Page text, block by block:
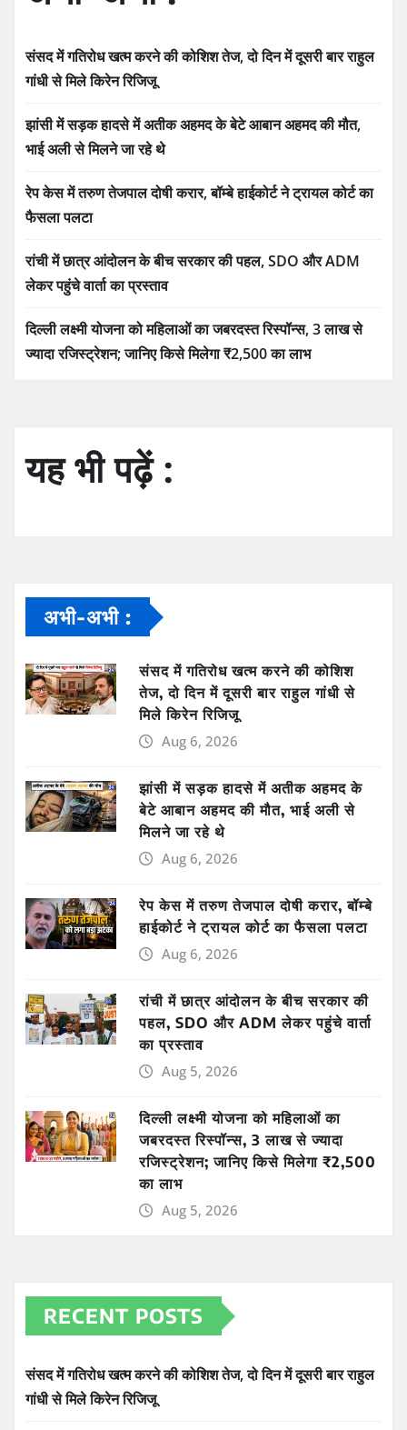
संसद में गतिरोध खत्म करने की कोशिश तेज, दो दिन में दूसरी बार राहुल
गांधी से मिले किरेन रिजिजू
झांसी में सड़क हादसे में अतीक अहमद के बेटे आबान अहमद की मौत,
भाई अली से मिलने जा रहे थे
रेप केस में तरुण तेजपाल दोषी करार, बॉम्बे हाईकोर्ट ने ट्रायल कोर्ट का
फैसला पलटा
रांची में छात्र आंदोलन के बीच सरकार की पहल, SDO और ADM
लेकर पहुंचे वार्ता का प्रस्ताव
दिल्ली लक्ष्मी योजना को महिलाओं का जबरदस्त रिस्पॉन्स, 3 लाख से
ज्यादा रजिस्ट्रेशन; जानिए किसे मिलेगा ₹2,500 का लाभ
यह भी पढ़ें :
अभी-अभी :
संसद में गतिरोध खत्म करने की कोशिश
तेज, दो दिन में दूसरी बार राहुल गांधी से
मिले किरेन रिजिजू
Aug 6, 2026
झांसी में सड़क हादसे में अतीक अहमद के
बेटे आबान अहमद की मौत, भाई अली से
मिलने जा रहे थे
Aug 6, 2026
रेप केस में तरुण तेजपाल दोषी करार, बॉम्बे
हाईकोर्ट ने ट्रायल कोर्ट का फैसला पलटा
Aug 6, 2026
रांची में छात्र आंदोलन के बीच सरकार की
पहल, SDO और ADM लेकर पहुंचे वार्ता
का प्रस्ताव
Aug 5, 2026
दिल्ली लक्ष्मी योजना को महिलाओं का
जबरदस्त रिस्पॉन्स, 3 लाख से ज्यादा
रजिस्ट्रेशन; जानिए किसे मिलेगा ₹2,500
का लाभ
Aug 5, 2026
RECENT POSTS
संसद में गतिरोध खत्म करने की कोशिश तेज, दो दिन में दूसरी बार राहुल
गांधी से मिले किरेन रिजिजू